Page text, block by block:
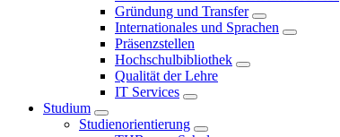
Gründung und Transfer
Internationales und Sprachen
Präsenzstellen
Hochschulbibliothek
Qualität der Lehre
IT Services
Studium
Studienorientierung